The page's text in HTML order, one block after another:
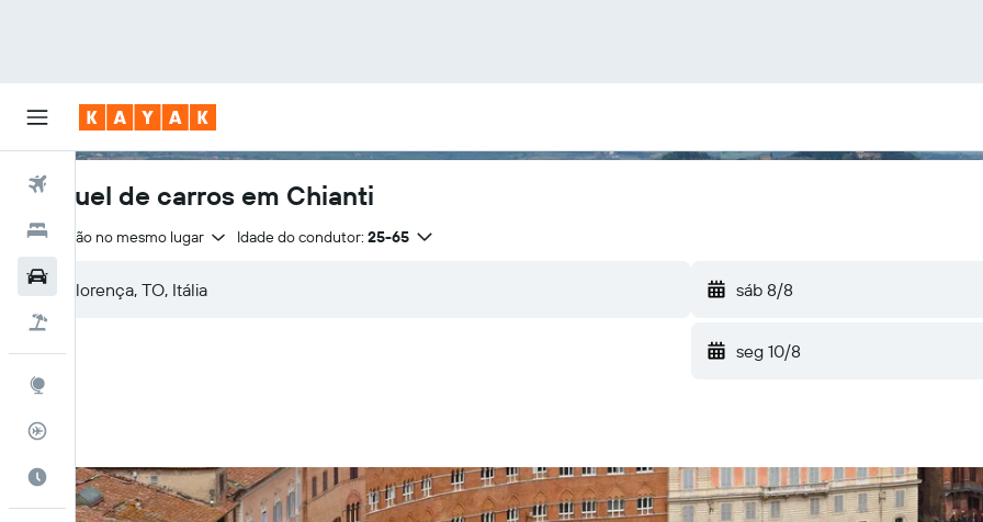
Voos
Hotéis
Quando ir
Aluguel de carros em Chianti
Devolução no mesmo lugar Idade do condutor: 25-65
sáb 8/8
seg 10/8